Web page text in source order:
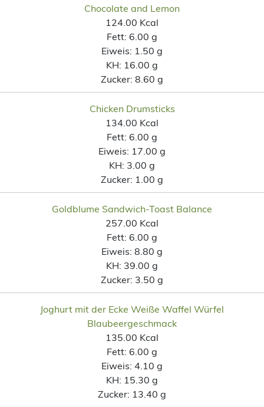
Chocolate and Lemon
124.00 Kcal
Fett: 6.00 g
Eiweis: 1.50 g
KH: 16.00 g
Zucker: 8.60 g
Chicken Drumsticks
134.00 Kcal
Fett: 6.00 g
Eiweis: 17.00 g
KH: 3.00 g
Zucker: 1.00 g
Goldblume Sandwich-Toast Balance
257.00 Kcal
Fett: 6.00 g
Eiweis: 8.80 g
KH: 39.00 g
Zucker: 3.50 g
Joghurt mit der Ecke Weiße Waffel Würfel
Blaubeergeschmack
135.00 Kcal
Fett: 6.00 g
Eiweis: 4.10 g
KH: 15.30 g
Zucker: 13.40 g